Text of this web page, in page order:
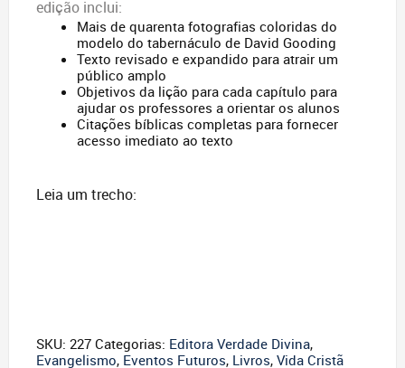
edição inclui:
Mais de quarenta fotografias coloridas do
modelo do tabernáculo de David Gooding
Texto revisado e expandido para atrair um
público amplo
Objetivos da lição para cada capítulo para
ajudar os professores a orientar os alunos
Citações bíblicas completas para fornecer
acesso imediato ao texto
Leia um trecho:
SKU: 227 Categorias: Editora Verdade Divina,
Evangelismo, Eventos Futuros, Livros, Vida Cristã